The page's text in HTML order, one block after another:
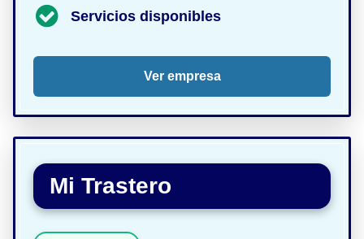
Servicios disponibles
Ver empresa
Mi Trastero